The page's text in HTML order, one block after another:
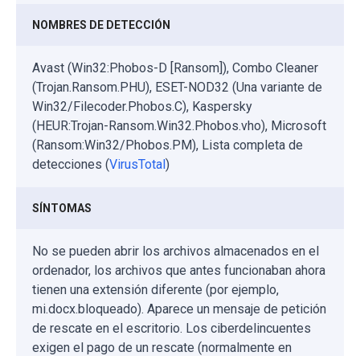
NOMBRES DE DETECCIÓN
Avast (Win32:Phobos-D [Ransom]), Combo Cleaner
(Trojan.Ransom.PHU), ESET-NOD32 (Una variante de
Win32/Filecoder.Phobos.C), Kaspersky
(HEUR:Trojan-Ransom.Win32.Phobos.vho), Microsoft
(Ransom:Win32/Phobos.PM), Lista completa de
detecciones (VirusTotal)
SÍNTOMAS
No se pueden abrir los archivos almacenados en el
ordenador, los archivos que antes funcionaban ahora
tienen una extensión diferente (por ejemplo,
mi.docx.bloqueado). Aparece un mensaje de petición
de rescate en el escritorio. Los ciberdelincuentes
exigen el pago de un rescate (normalmente en